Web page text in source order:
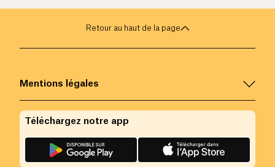
Retour au haut de la page
Mentions légales
Téléchargez notre app